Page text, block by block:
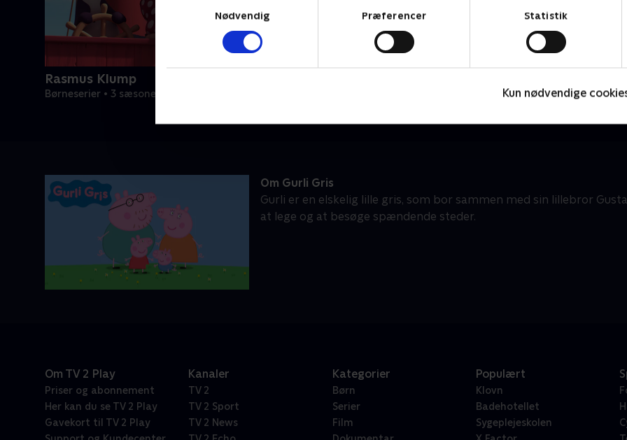
Nødvendig
Præferencer Statistik
Kun nødvendige
Rasmus Klump
Børneserier • 3 sæsoner
Om Gurli Gris
Gurli er en elskelig lille gris, som bor sammen med sin lillebror
at lege og at besøge spændende steder.
Om TV 2 Play
Priser og abonnement
Her kan du se TV 2 Play
Gavekort til TV 2 Play
Kanaler
TV 2
TV 2 Sport
TV 2 News
Kategorier
Børn
Serier
Film
Populært
Klovn
Badehotellet
Sygeplejeskolen